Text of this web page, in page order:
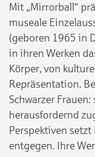
Mit „Mirrorball“
museale
(geboren 1965 in
in ihren Werken
Körper, von
Repräsentation.
Schwarzer
herausfordernd
Perspektiven
entgegen. Ihre